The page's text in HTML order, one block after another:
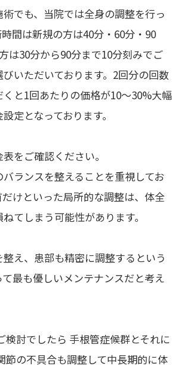
でも、当院では全身の調整を行っ
間は新規の方は40分・60分・90
は30分から90分まで10分刻みでご
いただいております。2回分の回数
と1回あたりの価格が10～30%大幅
定となっております。
をご確認ください。
ランスを整えることを重視してお
けといった局所的な調整は、体全
てしまう可能性があります。
え、患部も精密に調整するという
最も優しいメンテナンスだと考え
検討でしたら 手根管症候群とそれに
節の不具合も調整して中長期的に体